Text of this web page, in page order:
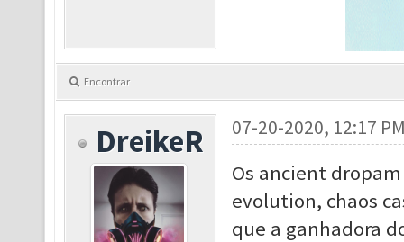
Encontrar
DreikeR 07-20-2020, 12:17
Os ancient
evolution, chaos
que a ganhadora